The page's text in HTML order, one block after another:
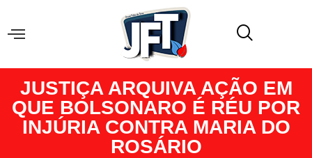
JUSTIÇA ARQUIVA AÇÃO EM
QUE BOLSONARO É RÉU POR
INJÚRIA CONTRA MARIA DO
ROSÁRIO